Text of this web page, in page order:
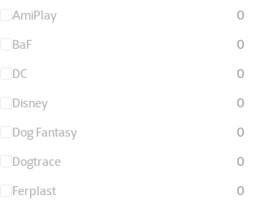
AmiPlay
0
BaF
0
DC
0
Disney
0
Dog Fantasy
0
Dogtrace
0
Ferplast
0